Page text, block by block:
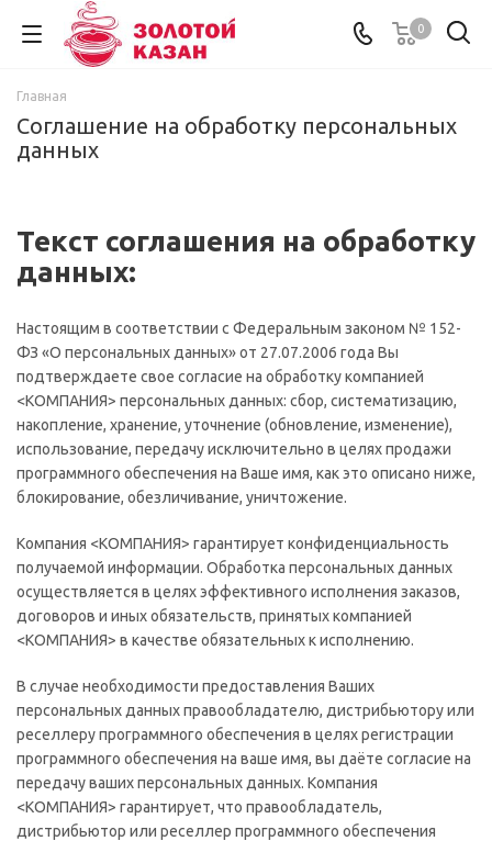
0
Главная
Соглашение на обработку персональных
данных
Текст соглашения на обработку
данных:
Настоящим в соответствии с Федеральным законом № 152-
ФЗ «О персональных данных» от 27.07.2006 года Вы
подтверждаете свое согласие на обработку компанией
<КОМПАНИЯ> персональных данных: сбор, систематизацию,
накопление, хранение, уточнение (обновление, изменение),
использование, передачу исключительно в целях продажи
программного обеспечения на Ваше имя, как это описано ниже,
блокирование, обезличивание, уничтожение.
Компания <КОМПАНИЯ> гарантирует конфиденциальность
получаемой информации. Обработка персональных данных
осуществляется в целях эффективного исполнения заказов,
договоров и иных обязательств, принятых компанией
<КОМПАНИЯ> в качестве обязательных к исполнению.
В случае необходимости предоставления Ваших
персональных данных правообладателю, дистрибьютору или
реселлеру программного обеспечения в целях регистрации
программного обеспечения на ваше имя, вы даёте согласие на
передачу ваших персональных данных. Компания
<КОМПАНИЯ> гарантирует, что правообладатель,
дистрибьютор или реселлер программного обеспечения